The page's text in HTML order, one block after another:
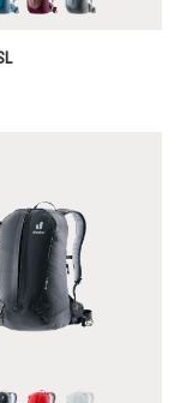
lagoon-atlantic
ashrose-cassis
shale-